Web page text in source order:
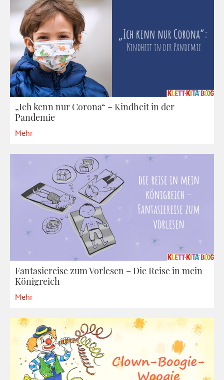
„Ich kenn nur Corona“ – Kindheit in der
Pandemie
Mehr
Fantasiereise zum Vorlesen – Die Reise in mein
Königreich
Mehr